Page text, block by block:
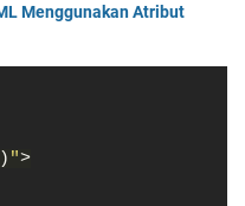
Menggunakan Atribut
">